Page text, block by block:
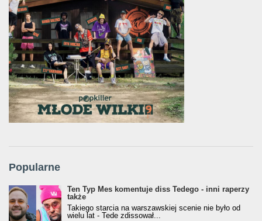
Popularne
Ten Typ Mes komentuje diss Tedego - inni raperzy
także
Takiego starcia na warszawskiej scenie nie było od
wielu lat - Tede zdissował...